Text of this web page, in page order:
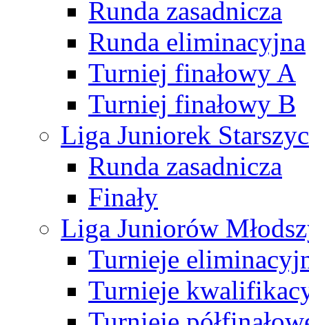
Runda zasadnicza
Runda eliminacyjna
Turniej finałowy A
Turniej finałowy B
Liga Juniorek
Runda zasadnicza
Finały
Liga Juniorów
Turnieje
Turnieje